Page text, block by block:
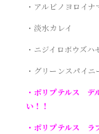
・アルビノヨロイナ
・淡水カレイ
・ニジイロボウズハ
・グリーンスパイニ
・ポリプテルス デ
い！！
・ポリプテルス ラ